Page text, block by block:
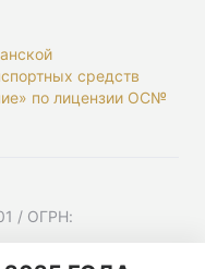
средств
по лицензии ОС№
/ ОГРН: